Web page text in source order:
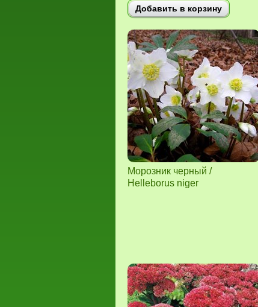
Добавить в корзину
Морозник черный /
Helleborus niger